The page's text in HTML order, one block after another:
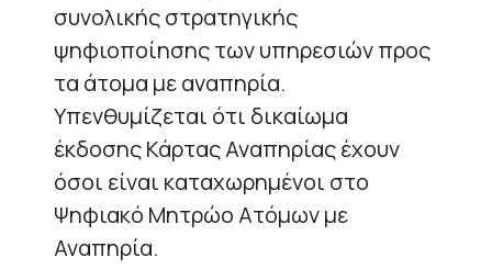
συνολικής στρατηγικής
ψηφιοποίησης των υπηρεσιών προς
τα άτομα με αναπηρία.
Υπενθυμίζεται ότι δικαίωμα
έκδοσης Κάρτας Αναπηρίας έχουν
όσοι είναι καταχωρημένοι στο
Ψηφιακό Μητρώο Ατόμων με
Αναπηρία.